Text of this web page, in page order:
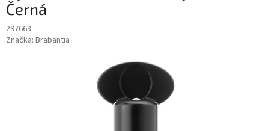
Černá
297663
Značka: Brabantia